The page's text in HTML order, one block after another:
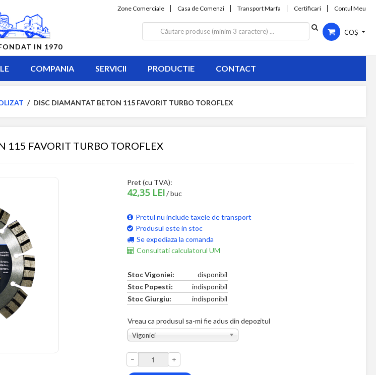
IN 1970
Zone Comerciale Casa de Comenzi Transport Marfa Certificari Contul Meu
COȘ
COMPANIA SERVICII PRODUCTIE CONTACT
/ DISC DIAMANTAT BETON 115 FAVORIT TURBO TOROFLEX
115 FAVORIT TURBO TOROFLEX
Pret (cu TVA):
42,35 LEI / buc
Pretul nu include taxele de transport
Produsul este in stoc
Se expediaza la comanda
Consultati calculatorul UM
Stoc Vigoniei:
disponibil
Stoc Popesti:
indisponibil
Stoc Giurgiu:
indisponibil
Vreau ca produsul sa-mi fie adus din depozitul
Vigoniei
– +